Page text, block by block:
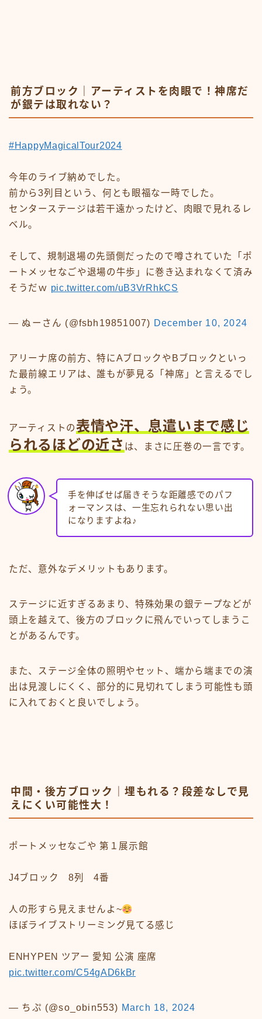
前方ブロック｜アーティストを肉眼で！神席だ
が銀テは取れない？
#HappyMagicalTour2024
今年のライブ納めでした。
前から3列目という、何とも眼福な一時でした。
センターステージは若干遠かったけど、肉眼で見れるレ
ベル。
そして、規制退場の先頭側だったので噂されていた「ポ
ートメッセなごや退場の牛歩」に巻き込まれなくて済み
そうだｗ pic.twitter.com/uB3VrRhkCS
— ぬーさん (@fsbh19851007) December 10, 2024
アリーナ席の前方、特にAブロックやBブロックといっ
た最前線エリアは、誰もが夢見る「神席」と言えるでし
ょう。
アーティストの表情や汗、息遣いまで感じ
られるほどの近さ は、まさに圧巻の一言です。
手を伸ばせば届きそうな距離感でのパフ
ォーマンスは、一生忘れられない思い出
になりますよね♪
ただ、意外なデメリットもあります。
ステージに近すぎるあまり、特殊効果の銀テープなどが
頭上を越えて、後方のブロックに飛んでいってしまうこ
とがあるんです。
また、ステージ全体の照明やセット、端から端までの演
出は見渡しにくく、部分的に見切れてしまう可能性も頭
に入れておくと良いでしょう。
中間・後方ブロック｜埋もれる？段差なしで見
えにくい可能性大！
ポートメッセなごや 第１展示館
J4ブロック 8列 4番
人の形すら見えませんよ~
ほぼライブストリーミング見てる感じ
ENHYPEN ツアー 愛知 公演 座席
pic.twitter.com/C54gAD6kBr
— ちぷ (@so_obin553) March 18, 2024
今なら友達・家族紹介でお得に始めるチャンス！
飲み水に最強のサーバーがついに誕生！